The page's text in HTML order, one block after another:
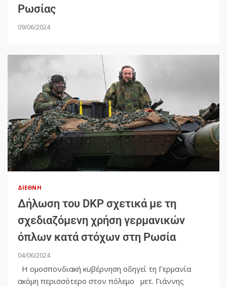
Ρωσίας
09/06/2024
ΔΙΕΘΝΉ
Δήλωση του DKP σχετικά με τη
σχεδιαζόμενη χρήση γερμανικών
όπλων κατά στόχων στη Ρωσία
04/06/2024
Η ομοσπονδιακή κυβέρνηση οδηγεί τη Γερμανία
ακόμη περισσότερο στον πόλεμο μετ. Γιάννης